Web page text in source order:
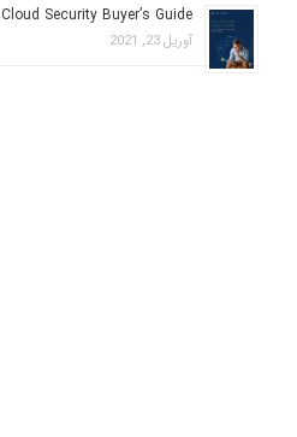
Cloud Security Buyer’s Guide
آوریل 23, 2021